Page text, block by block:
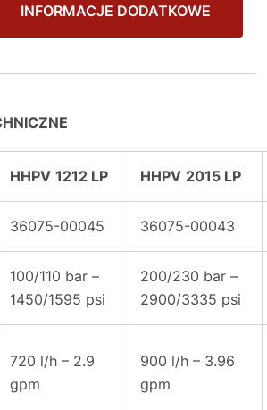
INFORMACJE DODATKOWE
HHPV 1212 LP HHPV 2015 LP
36075-00045 36075-00043
100/110 bar –
1450/1595 psi
200/230 bar –
2900/3335 psi
720 l/h – 2.9
gpm
900 l/h – 3.96
gpm